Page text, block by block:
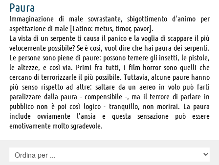
Paura
Immaginazione di male sovrastante, sbigottimento d'animo per
aspettazione di male [Latino: metus, timor, pavor].
La vista di un serpente ti causa il panico e la voglia di scappare il più
velocemente possibile? Se è così, vuol dire che hai paura dei serpenti.
Le persone sono piene di paure: possono temere gli insetti, le pistole,
le altezze, e così via. Primi fra tutti, i film horror sono quelli che
cercano di terrorizzarle il più possibile. Tuttavia, alcune paure hanno
più senso rispetto ad altre: saltare da un aereo in volo può farti
paralizzare dalla paura - compensibile -, ma il terrore di parlare in
pubblico non è poi così logico - tranquillo, non morirai. La paura
include ovviamente l'ansia e questa sensazione può essere
emotivamente molto sgradevole.